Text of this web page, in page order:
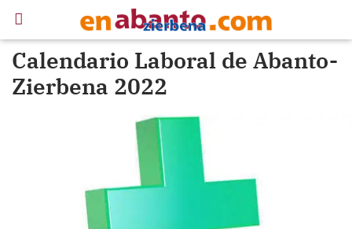
Calendario Laboral de Abanto-
Zierbena 2022